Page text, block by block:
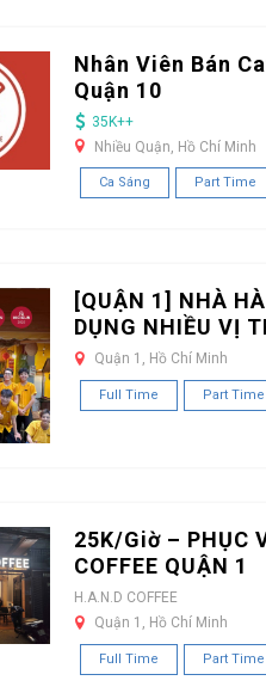
Nhân Viên Bán
Quận 10
35K++
Nhiều Quận, Hồ Chí Minh
Ca Sáng Part Time
[QUẬN 1] NHÀ
DỤNG NHIỀU VỊ
Quận 1, Hồ Chí Minh
Full Time Part Time
25K/Giờ – PHỤC
COFFEE QUẬN 1
H.A.N.D COFFEE
Quận 1, Hồ Chí Minh
Full Time Part Time